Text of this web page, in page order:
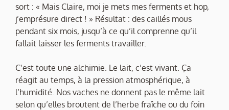
sort : « Mais Claire, moi je mets mes ferments et hop,
j’emprésure direct ! » Résultat : des caillés mous
pendant six mois, jusqu’à ce qu’il comprenne qu’il
fallait laisser les ferments travailler.
C’est toute une alchimie. Le lait, c’est vivant. Ça
réagit au temps, à la pression atmosphérique, à
l’humidité. Nos vaches ne donnent pas le même lait
selon qu’elles broutent de l’herbe fraîche ou du foin